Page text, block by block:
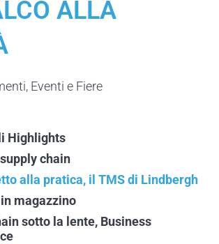
ALLA
, Eventi e Fiere
Highlights
chain
alla pratica, il TMS di Lindbergh
in magazzino
sotto la lente, Business